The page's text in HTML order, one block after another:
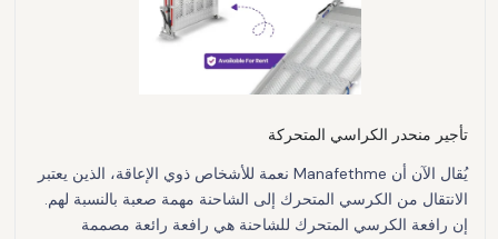
تأجير منحدر الكراسي المتحركة
يُقال الآن أن Manafethme نعمة للأشخاص ذوي الإعاقة، الذين يعتبر
الانتقال من الكرسي المتحرك إلى الشاحنة مهمة صعبة بالنسبة لهم.
إن رافعة الكرسي المتحرك للشاحنة هي رافعة رائعة مصممة